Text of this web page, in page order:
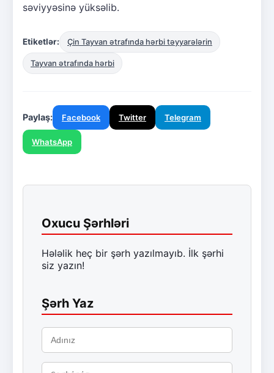
səviyyəsinə yüksəlib.
Etiketlər: Çin Tayvan ətrafında hərbi təyyarələrin
Tayvan ətrafında hərbi
Paylaş: Facebook Twitter Telegram
WhatsApp
Oxucu Şərhləri
Hələlik heç bir şərh yazılmayıb. İlk şərhi
siz yazın!
Şərh Yaz